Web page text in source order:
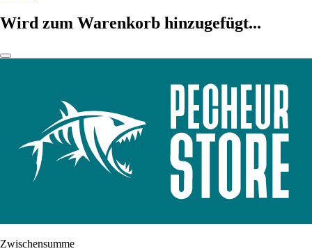
Wird zum Warenkorb hinzugefügt...
Zwischensumme